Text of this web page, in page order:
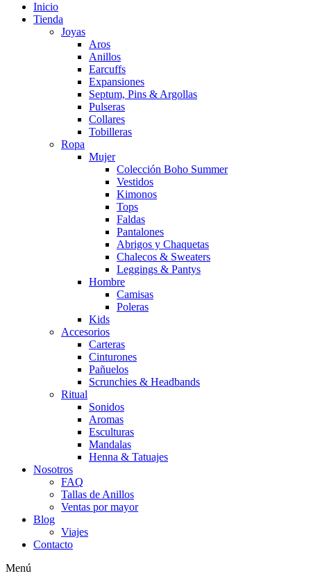
Inicio
Tienda
Joyas
Aros
Anillos
Earcuffs
Expansiones
Septum, Pins & Argollas
Pulseras
Collares
Tobilleras
Ropa
Mujer
Colección Boho Summer
Vestidos
Kimonos
Tops
Faldas
Pantalones
Abrigos y Chaquetas
Chalecos & Sweaters
Leggings & Pantys
Hombre
Camisas
Poleras
Kids
Accesorios
Carteras
Cinturones
Pañuelos
Scrunchies & Headbands
Ritual
Sonidos
Aromas
Esculturas
Mandalas
Henna & Tatuajes
Nosotros
FAQ
Tallas de Anillos
Ventas por mayor
Blog
Viajes
Contacto
Menú